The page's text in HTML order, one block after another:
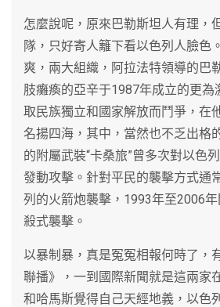
怎麼說呢，原來巴勒斯坦人有理，
隊，只好寄人籬下看以色列人臉色
爽，兩大組織，阿拉法特領導的巴
肢癱瘓的亞辛于1987年成立的更為
取民族獨立和國家解放而鬥爭，在
名揚四海，其中，當然也不乏出格
的附屬武裝“卡桑旅”曾多次對以色
發動攻擊。針對平民的襲擊方式通
列的火箭炮襲擊，1993年至2006
殺式襲擊。
以暴制暴，真是冤冤相報何時了，
聯播》，一到國際新聞就是這兩家
和哈馬斯覺得自己天經地義，以色